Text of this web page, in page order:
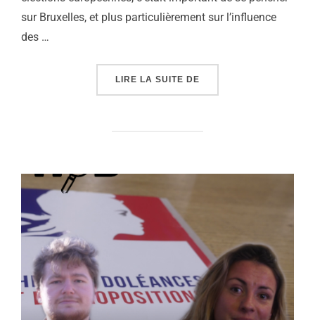
sur Bruxelles, et plus particulièrement sur l’influence
des …
LIRE LA SUITE DE